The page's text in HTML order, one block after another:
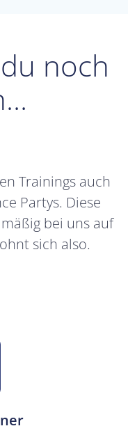
noch
Trainings auch
Partys. Diese
bei uns auf
sich also.